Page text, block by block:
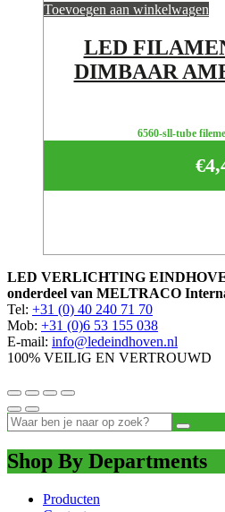
Toevoegen aan winkelwagen
LED
DIMBAAR
6560-sll-tube
€
LED VERLICHTING
onderdeel van MELTRACO
Tel: +31 (0) 40 240 71 70
Mob: +31 (0)6 53 155 038
E-mail: info@ledeindhoven.nl
100% VEILIG EN VERTROUWD
Shop By Departments
Producten